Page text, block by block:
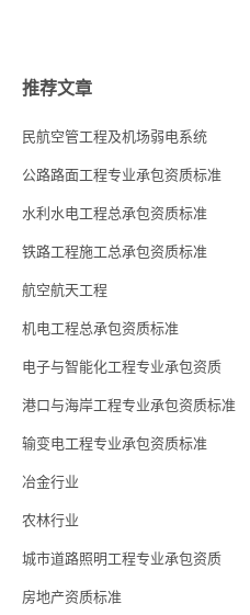
推荐文章
民航空管工程及机场弱电系统
公路路面工程专业承包资质标准
水利水电工程总承包资质标准
铁路工程施工总承包资质标准
航空航天工程
机电工程总承包资质标准
电子与智能化工程专业承包资质
港口与海岸工程专业承包资质标准
输变电工程专业承包资质标准
冶金行业
农林行业
城市道路照明工程专业承包资质
房地产资质标准